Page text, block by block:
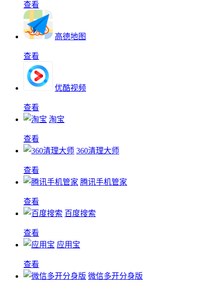
查看
高德地图
查看
优酷视频
查看
淘宝
查看
360清理大师
查看
腾讯手机管家
查看
百度搜索
查看
应用宝
查看
微信多开分身版